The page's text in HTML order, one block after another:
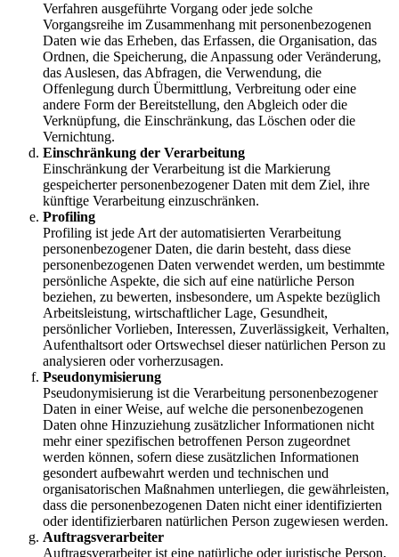
Verfahren ausgeführte Vorgang oder jede solche
Vorgangsreihe im Zusammenhang mit personenbezogenen
Daten wie das Erheben, das Erfassen, die Organisation, das
Ordnen, die Speicherung, die Anpassung oder Veränderung,
das Auslesen, das Abfragen, die Verwendung, die
Offenlegung durch Übermittlung, Verbreitung oder eine
andere Form der Bereitstellung, den Abgleich oder die
Verknüpfung, die Einschränkung, das Löschen oder die
Vernichtung.
Einschränkung der Verarbeitung
Einschränkung der Verarbeitung ist die Markierung
gespeicherter personenbezogener Daten mit dem Ziel, ihre
künftige Verarbeitung einzuschränken.
Profiling
Profiling ist jede Art der automatisierten Verarbeitung
personenbezogener Daten, die darin besteht, dass diese
personenbezogenen Daten verwendet werden, um bestimmte
persönliche Aspekte, die sich auf eine natürliche Person
beziehen, zu bewerten, insbesondere, um Aspekte bezüglich
Arbeitsleistung, wirtschaftlicher Lage, Gesundheit,
persönlicher Vorlieben, Interessen, Zuverlässigkeit, Verhalten,
Aufenthaltsort oder Ortswechsel dieser natürlichen Person zu
analysieren oder vorherzusagen.
Pseudonymisierung
Pseudonymisierung ist die Verarbeitung personenbezogener
Daten in einer Weise, auf welche die personenbezogenen
Daten ohne Hinzuziehung zusätzlicher Informationen nicht
mehr einer spezifischen betroffenen Person zugeordnet
werden können, sofern diese zusätzlichen Informationen
gesondert aufbewahrt werden und technischen und
organisatorischen Maßnahmen unterliegen, die gewährleisten,
dass die personenbezogenen Daten nicht einer identifizierten
oder identifizierbaren natürlichen Person zugewiesen werden.
Auftragsverarbeiter
Auftragsverarbeiter ist eine natürliche oder juristische Person,